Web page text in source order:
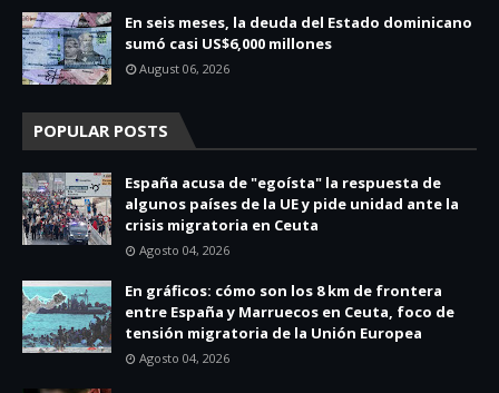
En seis meses, la deuda del Estado dominicano
sumó casi US$6,000 millones
August 06, 2026
POPULAR POSTS
España acusa de "egoísta" la respuesta de
algunos países de la UE y pide unidad ante la
crisis migratoria en Ceuta
Agosto 04, 2026
En gráficos: cómo son los 8 km de frontera
entre España y Marruecos en Ceuta, foco de
tensión migratoria de la Unión Europea
Agosto 04, 2026